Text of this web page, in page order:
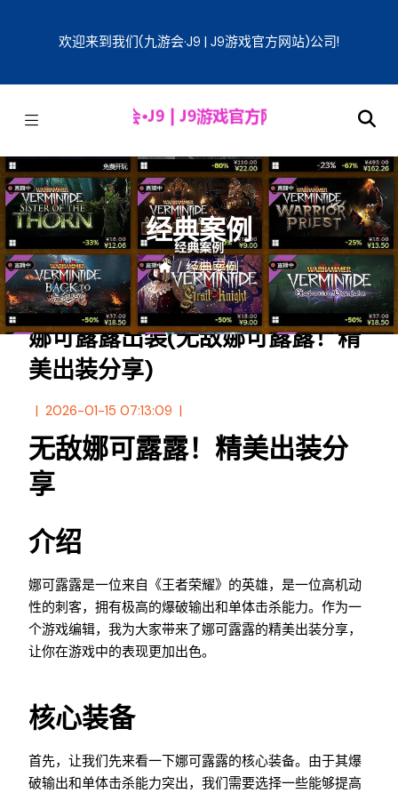
欢迎来到我们(九游会·J9 | J9游戏官方网站)公司!
经典案例
/ 经典案例
娜可露露出装(无敌娜可露露！精
美出装分享)
2026-01-15 07:13:09
无敌娜可露露！精美出装分
享
介绍
娜可露露是一位来自《王者荣耀》的英雄，是一位高机动
性的刺客，拥有极高的爆破输出和单体击杀能力。作为一
个游戏编辑，我为大家带来了娜可露露的精美出装分享，
让你在游戏中的表现更加出色。
核心装备
首先，让我们先来看一下娜可露露的核心装备。由于其爆
破输出和单体击杀能力突出，我们需要选择一些能够提高